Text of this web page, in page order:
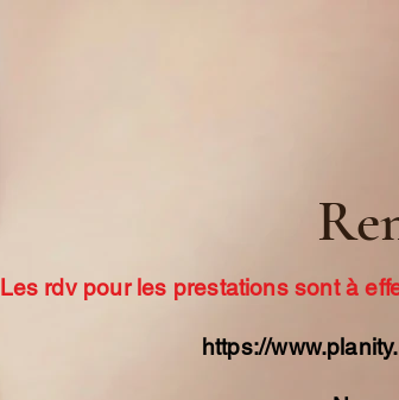
Les rdv pour les prestations sont à
https://